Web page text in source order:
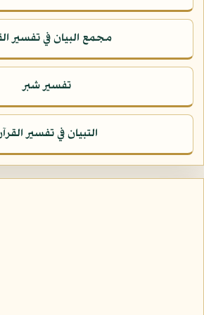
مجمع البيان في تفسير
تفسير شبر
التبيان في تفسير